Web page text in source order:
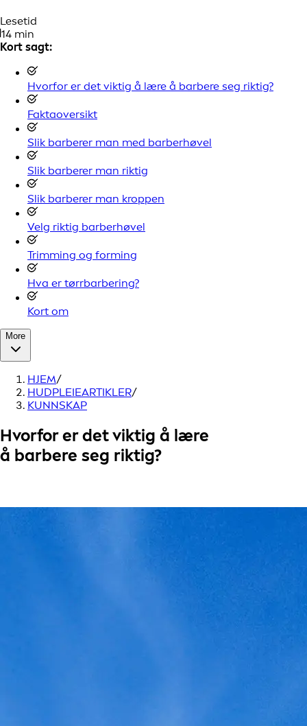
Lesetid
14 min
Kort sagt:
Hvorfor er det viktig å lære å barbere seg riktig?
Faktaoversikt
Slik barberer man med barberhøvel
Slik barberer man riktig
Slik barberer man kroppen
Velg riktig barberhøvel
Trimming og forming
Hva er tørrbarbering?
Kort om
More
HJEM/
HUDPLEIEARTIKLER/
KUNNSKAP
Hvorfor er det viktig å lære
å barbere seg riktig?